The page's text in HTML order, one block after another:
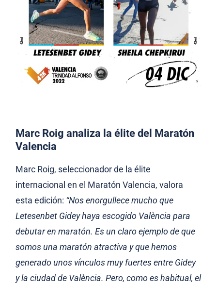
Marc Roig analiza la élite del Maratón
Valencia
Marc Roig, seleccionador de la élite
internacional en el Maratón Valencia, valora
esta edición: “Nos enorgullece mucho que
Letesenbet Gidey haya escogido València para
debutar en maratón. Es un claro ejemplo de que
somos una maratón atractiva y que hemos
generado unos vínculos muy fuertes entre Gidey
y la ciudad de València. Pero, como es habitual, el